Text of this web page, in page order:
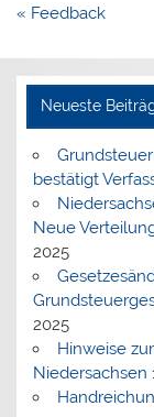
Beitragsnavigation
« Feedback
Neueste
bestätigt
Neue
2025
2025
Hinweise
Niedersachsen